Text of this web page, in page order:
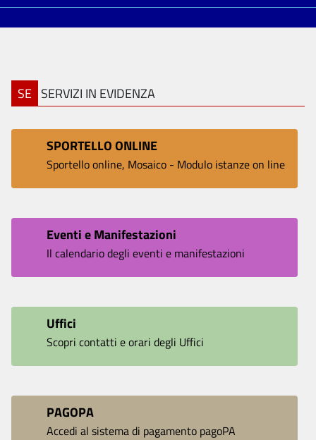
SE SERVIZI IN EVIDENZA
SPORTELLO ONLINE
Sportello online, Mosaico - Modulo istanze on line
Eventi e Manifestazioni
Il calendario degli eventi e manifestazioni
Uffici
Scopri contatti e orari degli Uffici
PAGOPA
Accedi al sistema di pagamento pagoPA